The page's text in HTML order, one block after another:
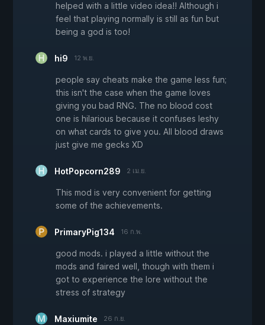
helped with a little video idea!! Although i
feel that playing normally is still as fun but
being a god is too!
hi9 12 พ.ย.
people say cheats make the game less fun;
this isn't the case when the game loves
giving you bad RNG. The no blood cost
one is hilarious because it confuses leshy
on what cards to give you. All blood draws
just give me gecks XD
HotPopcorn289 2 เม.ย.
This mod is very convenient for getting
some of the achievements.
PrimaryPig134 16 ก.พ.
good mods. i played a little without the
mods and faired well, though with them i
got to experience the lore without the
stress of strategy
Maxiumite 26 ก.ย.